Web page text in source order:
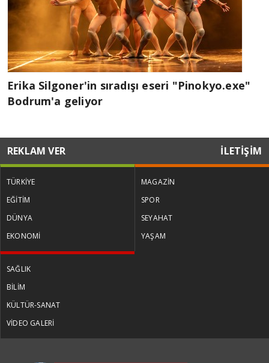
Erika Silgoner'in sıradışı eseri "Pinokyo.exe"
Bodrum'a geliyor
REKLAM VER İLETİŞİM
TÜRKİYE
EĞİTİM
DÜNYA
EKONOMİ
MAGAZİN
SPOR
SEYAHAT
YAŞAM
SAĞLIK
BİLİM
KÜLTÜR-SANAT
VİDEO GALERİ